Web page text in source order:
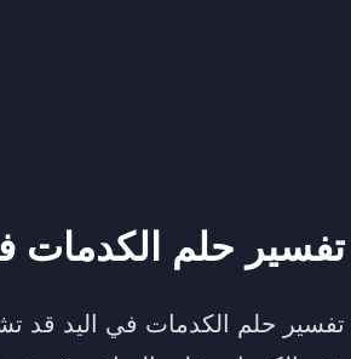
تفسير حلم الكدمات
تفسير حلم الكدمات في اليد قد